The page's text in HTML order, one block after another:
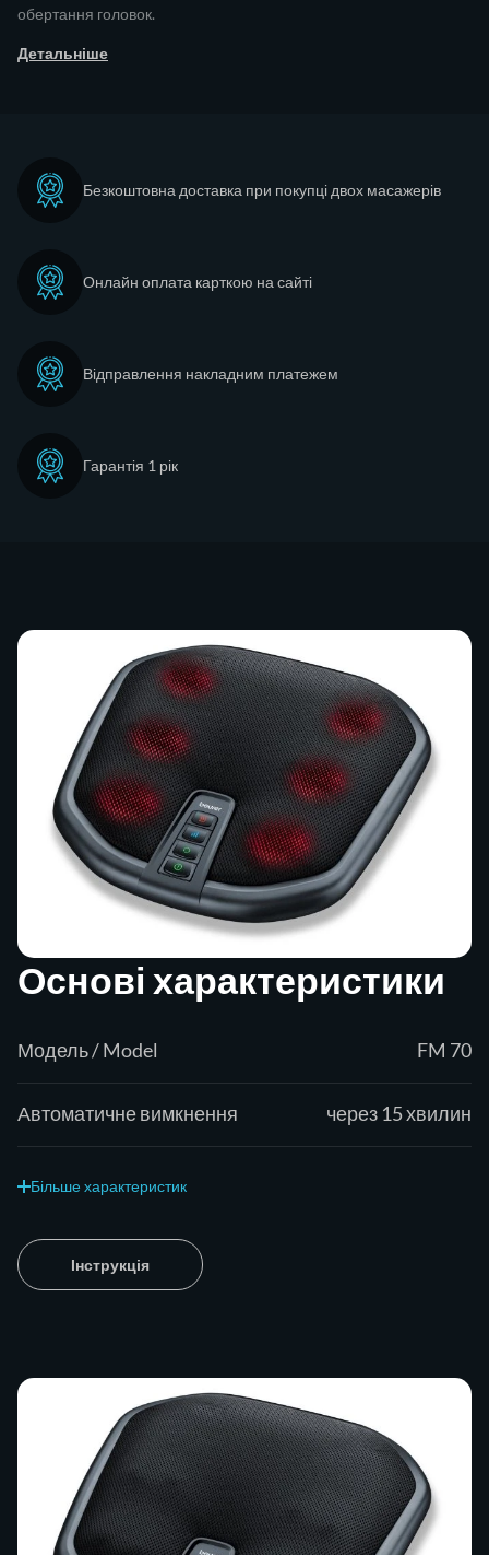
обертання головок.
Детальніше
Безкоштовна доставка при покупці двох масажерів
Онлайн оплата карткою на сайті
Відправлення накладним платежем
Гарантія 1 рік
Основі характеристики
Модель / Model FM 70
Автоматичне вимкнення через 15 хвилин
Більше характеристик
Інструкція